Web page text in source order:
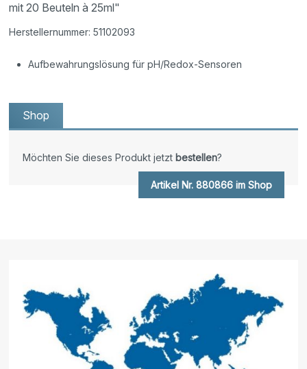
mit 20 Beuteln à 25ml"
Herstellernummer: 51102093
Aufbewahrungslösung für pH/Redox-Sensoren
Shop
Möchten Sie dieses Produkt jetzt bestellen?
Artikel Nr. 880866 im Shop